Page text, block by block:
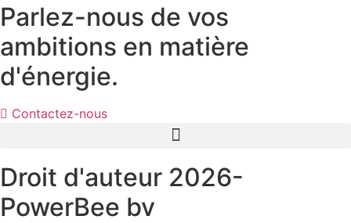
Parlez-nous de vos
ambitions en matière
d'énergie.
Contactez-nous
Droit d'auteur 2026-
PowerBee bv